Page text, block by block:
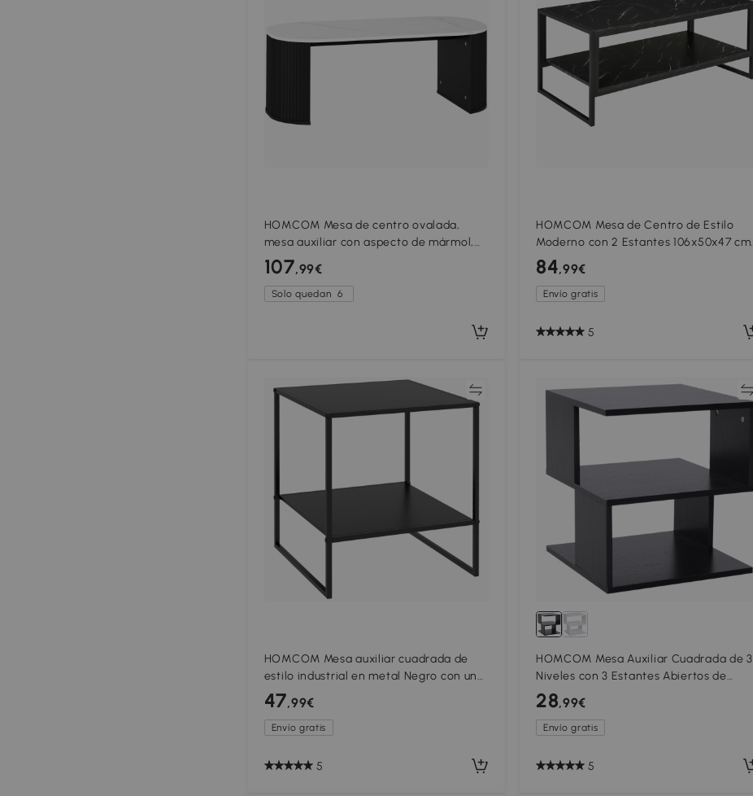
HOMCOM Mesa de centro ovalada,
mesa auxiliar con aspecto de mármol,
esquinas redondeadas y patas gruesas,
110 x 50 x 40 cm, negro
107,99€
Solo quedan 6
HOMCOM Mesa de Centro de Estilo
Moderno con 2 Estantes 106x50x47 cm
Negro
84,99€
Envío gratis
5
Comparar
HOMCOM Mesa auxiliar cuadrada de
estilo industrial en metal Negro con un
estante - 40x40x45 cm Negro
47,99€
Envío gratis
5
Comparar
HOMCOM Mesa Auxiliar Cuadrada de 3
Niveles con 3 Estantes Abiertos de
Almacenaje para Salón Dormitorio
40x40x43 cm Negro
28,99€
Envío gratis
5